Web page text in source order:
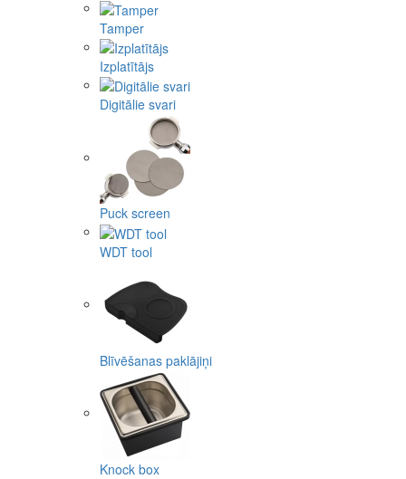
Tamper
Izplatītājs
Digitālie svari
Puck screen
WDT tool
Blīvēšanas paklājiņi
Knock box